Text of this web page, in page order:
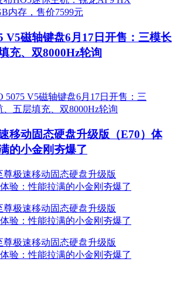
V5磁轴键盘6月17日开售：三模长
充、双8000Hz轮询
移动固态硬盘升级版（E70）体
的小金刚夯爆了